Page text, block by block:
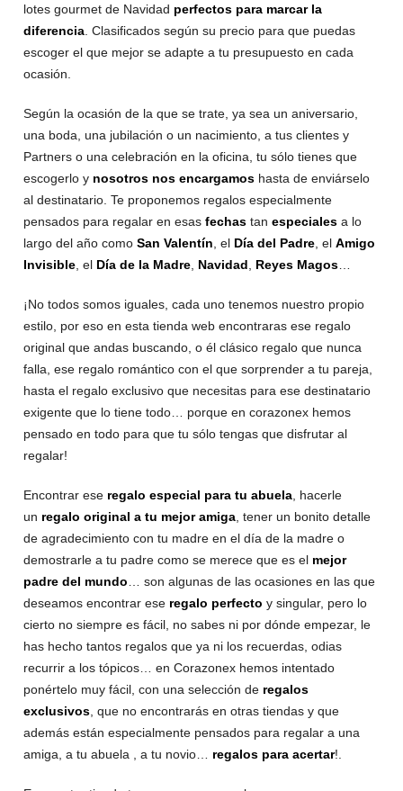
lotes gourmet de Navidad perfectos para marcar la
diferencia . Clasificados según su precio para que puedas
escoger el que mejor se adapte a tu presupuesto en cada
ocasión.
Según la ocasión de la que se trate, ya sea un aniversario,
una boda, una jubilación o un nacimiento, a tus clientes y
Partners o una celebración en la oficina, tu sólo tienes que
escogerlo y nosotros nos encargamos hasta de enviárselo
al destinatario. Te proponemos regalos especialmente
pensados para regalar en esasfechas tanespeciales a lo
largo del año comoSan Valentín , el Día del Padre , elAmigo
Invisible , el Día de la Madre Navidad Reyes Magos
¡No todos somos iguales, cada uno tenemos nuestro propio
estilo, por eso en esta tienda web encontraras ese regalo
original que andas buscando, o él clásico regalo que nunca
falla, ese regalo romántico con el que sorprender a tu pareja,
hasta el regalo exclusivo que necesitas para ese destinatario
exigente que lo tiene todo… porque en corazonex hemos
pensado en todo para que tu sólo tengas que disfrutar al
regalar!
Encontrar ese regalo especial para tu abuela , hacerle
un regalo original a tu mejor amiga , tener un bonito detalle
de agradecimiento con tu madre en el día de la madre o
demostrarle a tu padre como se merece que es el mejor
padre del mundo … son algunas de las ocasiones en las que
deseamos encontrar ese regalo perfecto y singular, pero lo
cierto no siempre es fácil, no sabes ni por dónde empezar, le
has hecho tantos regalos que ya ni los recuerdas, odias
recurrir a los tópicos… en Corazonex hemos intentado
ponértelo muy fácil, con una selección de regalos
exclusivos , que no encontrarás en otras tiendas y que
además están especialmente pensados para regalar a una
amiga, a tu abuela , a tu novio… regalos para acertar!.